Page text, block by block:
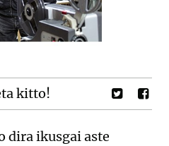
kitto!
dira ikusgai aste